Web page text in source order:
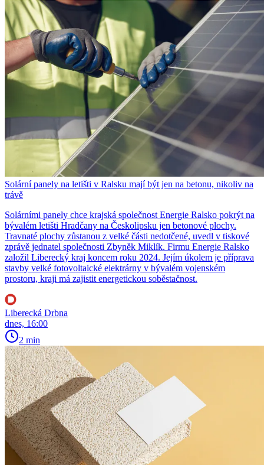
Solární panely na letišti v Ralsku mají být jen na betonu, nikoliv na
trávě
Solárními panely chce krajská společnost Energie Ralsko pokrýt na
bývalém letišti Hradčany na Českolipsku jen betonové plochy.
Travnaté plochy zůstanou z velké části nedotčené, uvedl v tiskové
zprávě jednatel společnosti Zbyněk Miklík. Firmu Energie Ralsko
založil Liberecký kraj koncem roku 2024. Jejím úkolem je příprava
stavby velké fotovoltaické elektrárny v bývalém vojenském
prostoru, kraji má zajistit energetickou soběstačnost.
Liberecká Drbna
dnes, 16:00
2 min